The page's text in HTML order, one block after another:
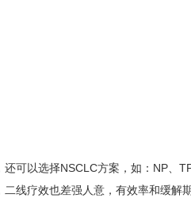
可以选择NSCLC方案，如：NP、TP
线疗效也差强人意，有效率和缓解